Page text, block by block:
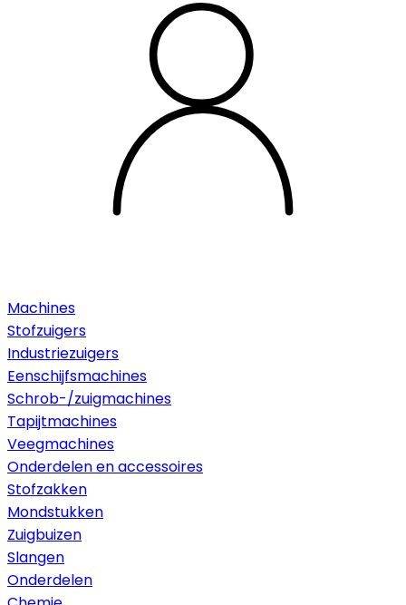
Machines
Stofzuigers
Industriezuigers
Eenschijfsmachines
Schrob-/zuigmachines
Tapijtmachines
Veegmachines
Onderdelen en accessoires
Stofzakken
Mondstukken
Zuigbuizen
Slangen
Onderdelen